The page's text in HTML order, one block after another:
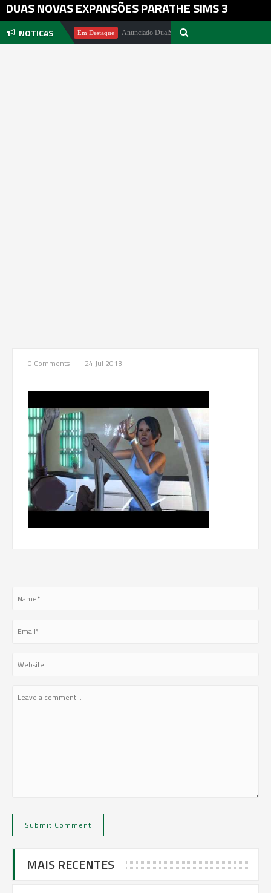
DUAS NOVAS EXPANSÕES PARATHE SIMS 3
NOTICAS
Pachter Em Destaque Anunciado DualSense The Last of Us Limited Edition
0 Comments | 24 Jul 2013
MAIS RECENTES